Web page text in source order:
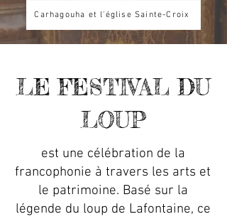
Carhagouha et l'église Sainte-Croix
LE FESTIVAL DU
LOUP
est une célébration de la
francophonie à travers les arts et
le patrimoine. Basé sur la
légende du loup de Lafontaine, ce